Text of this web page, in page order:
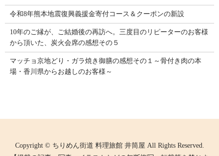
令和8年熊本地震復興義援金寄付コース＆クーポンの新設
10年のご縁が、ご結婚後の再訪へ。三度目のリピーターのお客様
から頂いた、炭火会席の感想その５
マッチョ京地どり・ガラ焼き御膳の感想その１～骨付き肉の本
場・香川県からお越しのお客様～
Copyright © ちりめん街道 料理旅館 井筒屋 All Rights Reserved.